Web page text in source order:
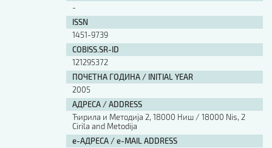
-
ISSN
1451-9739
COBISS.SR-ID
121295372
ПОЧЕТНА ГОДИНА / INITIAL YEAR
2005
АДРЕСА / ADDRESS
Ћирила и Методија 2, 18000 Ниш / 18000 Nis, 2
Cirila and Metodija
е-АДРЕСА / e-MAIL ADDRESS